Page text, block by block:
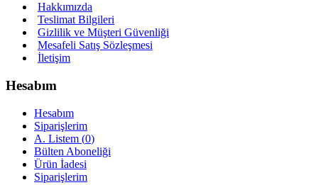
Hakkımızda
Teslimat Bilgileri
Gizlilik ve Müşteri Güvenliği
Mesafeli Satış Sözleşmesi
İletişim
Hesabım
Hesabım
Siparişlerim
A. Listem (0)
Bülten Aboneliği
Ürün İadesi
Siparişlerim